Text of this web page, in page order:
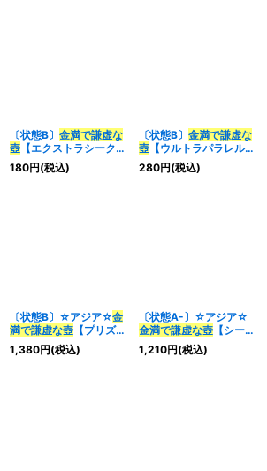
〔状態B〕 金満で謙虚な
壺 【エクストラシークレ
ット】{RC04-JP067}
《魔法》
180円(税込)
〔状態B〕 金満で謙虚な
壺【ウルトラパラレル】
{TBC1-JP011}《魔法》
280円(税込)
〔状態B〕☆アジア☆金
満で謙虚な壺 【プリズマ
ティックシークレット】
{アジアBLVO-JP065}
1,380円(税込)
〔状態A-〕☆アジア☆
金満で謙虚な壺【シーク
レット】{アジアBLVO-
JP065}《魔法》
1,210円(税込)